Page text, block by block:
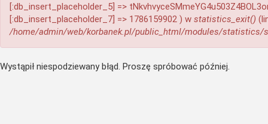
[:db_insert_placeholder_5] =>
[:db_insert_placeholder_7] => 1786159902 ) w statistics_exit()
/home/admin/web/korbanek.pl/public_html/modules/statistics/
Wystąpił niespodziewany błąd. Proszę spróbować później.